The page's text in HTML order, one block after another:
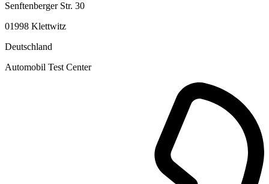
Senftenberger Str. 30
01998 Klettwitz
Deutschland
Automobil Test Center